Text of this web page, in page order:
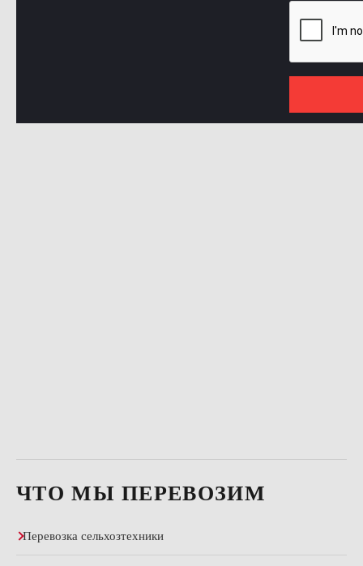
ЧТО МЫ ПЕРЕВОЗИМ
Перевозка сельхозтехники